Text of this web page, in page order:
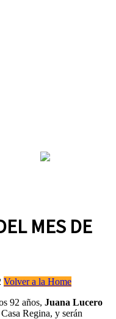
MES DE
Volver a la Home
92 años, Juana Lucero
Regina, y serán